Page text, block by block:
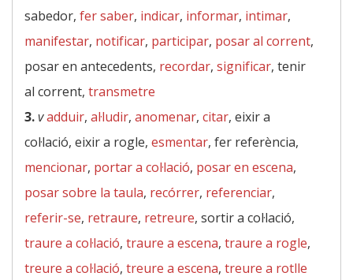
sabedor, fer saber, indicar, informar, intimar,
manifestar, notificar, participar, posar al corrent,
posar en antecedents, recordar, significar, tenir
al corrent, transmetre
3.vadduir, al·ludir, anomenar, citar, eixir a
col·lació, eixir a rogle, esmentar, fer referència,
mencionar, portar a col·lació, posar en escena,
posar sobre la taula, recórrer, referenciar,
referir-se, retraure, retreure, sortir a col·lació,
traure a col·lació, traure a escena, traure a rogle,
treure a col·lació, treure a escena, treure a rotlle